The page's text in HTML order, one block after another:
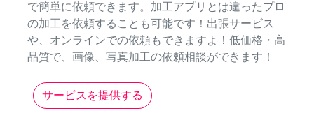
で簡単に依頼できます。加工アプリとは違ったプロ
の加工を依頼することも可能です！出張サービス
や、オンラインでの依頼もできますよ！低価格・高
品質で、画像、写真加工の依頼相談ができます！
サービスを提供する